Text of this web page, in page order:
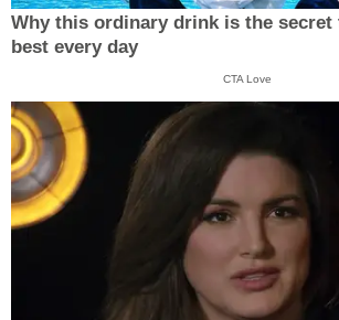
Why this ordinary drink is the
best every day
CTA Love